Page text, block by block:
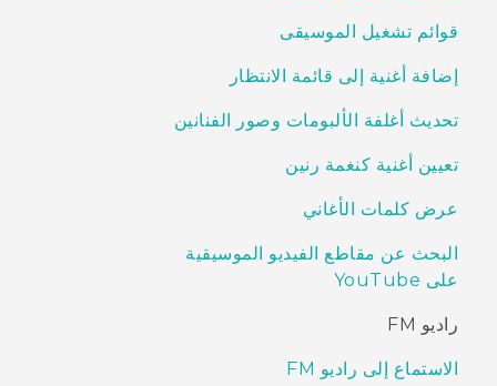
قوائم تشغيل الموسيقى
إضافة أغنية إلى قائمة الانتظار
تحديث أغلفة الألبومات وصور الفنانين
تعيين أغنية كنغمة رنين
عرض كلمات الأغاني
البحث عن مقاطع الفيديو الموسيقية
على YouTube
راديو FM
الاستماع إلى راديو FM